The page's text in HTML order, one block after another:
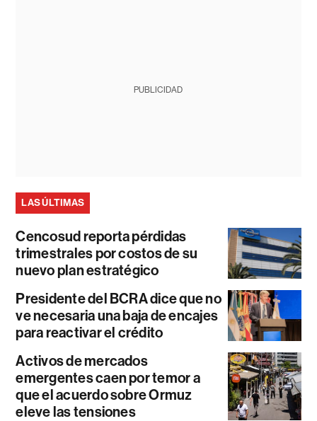
PUBLICIDAD
LAS ÚLTIMAS
Cencosud reporta pérdidas
trimestrales por costos de su
nuevo plan estratégico
Presidente del BCRA dice que no
ve necesaria una baja de encajes
para reactivar el crédito
Activos de mercados
emergentes caen por temor a
que el acuerdo sobre Ormuz
eleve las tensiones